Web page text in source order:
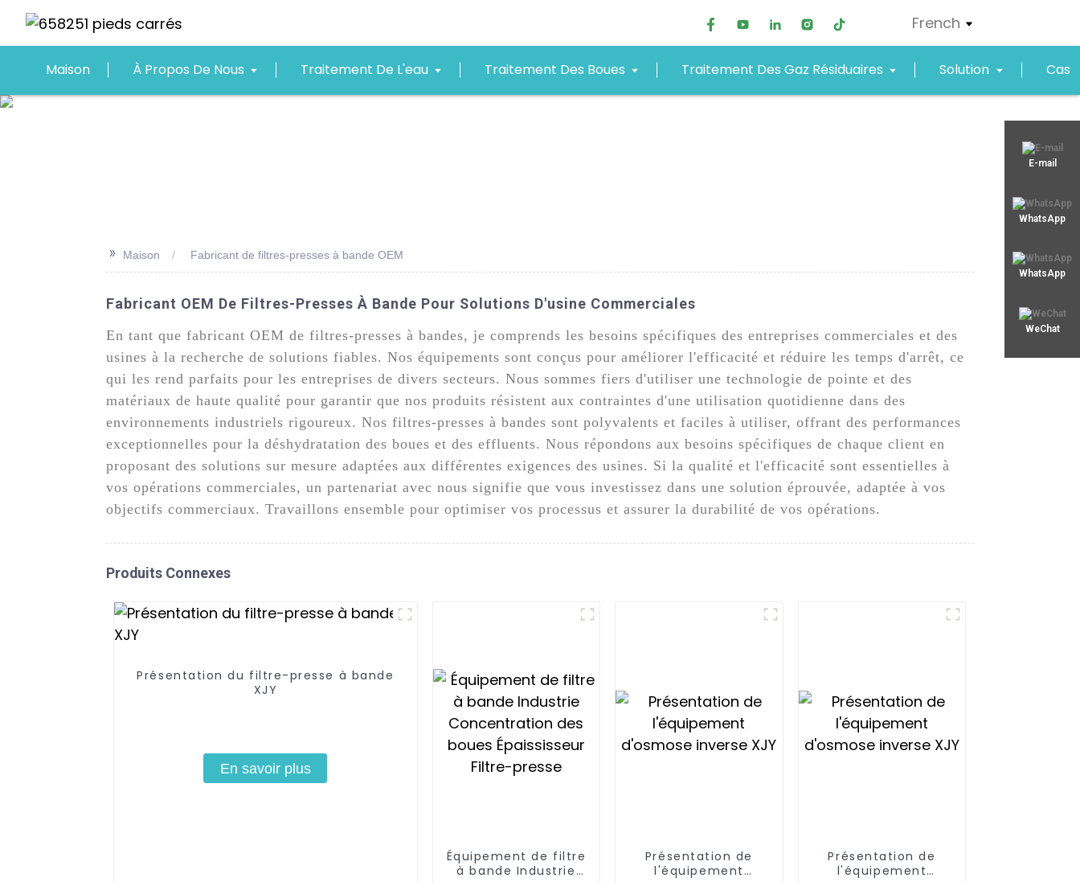
French
Maison À Propos De Nous Traitement De L'eau Traitement Des Boues Traitement Des Gaz Résiduaires Solution Cas
E-mail
xjy01@xjyept.com
WhatsApp
+8619867623549
WhatsApp
WeChat
>> Maison Fabricant de filtres-presses à bande OEM
Fabricant OEM De Filtres-Presses À Bande Pour Solutions D'usine Commerciales
En tant que fabricant OEM de filtres-presses à bandes, je comprends les besoins spécifiques des entreprises commerciales et des
usines à la recherche de solutions fiables. Nos équipements sont conçus pour améliorer l'efficacité et réduire les temps d'arrêt, ce
qui les rend parfaits pour les entreprises de divers secteurs. Nous sommes fiers d'utiliser une technologie de pointe et des
matériaux de haute qualité pour garantir que nos produits résistent aux contraintes d'une utilisation quotidienne dans des
environnements industriels rigoureux. Nos filtres-presses à bandes sont polyvalents et faciles à utiliser, offrant des performances
exceptionnelles pour la déshydratation des boues et des effluents. Nous répondons aux besoins spécifiques de chaque client en
proposant des solutions sur mesure adaptées aux différentes exigences des usines. Si la qualité et l'efficacité sont essentielles à
vos opérations commerciales, un partenariat avec nous signifie que vous investissez dans une solution éprouvée, adaptée à vos
objectifs commerciaux. Travaillons ensemble pour optimiser vos processus et assurer la durabilité de vos opérations.
Produits Connexes
Présentation du filtre-presse à bande
XJY
En savoir plus
Équipement de filtre
à bande Industrie
Présentation de
l'équipement
Présentation de
l'équipement